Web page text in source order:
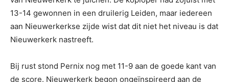
13-14 gewonnen in een druilerig Leiden, maar iedereen
aan Nieuwerkerkse zijde wist dat dit niet het niveau is dat
Nieuwerkerk nastreeft.
Bij rust stond Pernix nog met 11-9 aan de goede kant van
de score. Nieuwerkerk begon ongeïnspireerd aan de